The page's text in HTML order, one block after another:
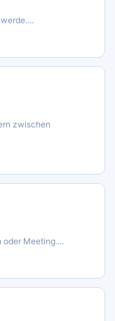
zwischen
oder Meeting....